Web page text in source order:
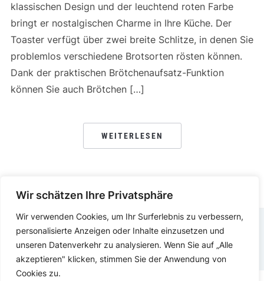
Wir schätzen Ihre Privatsphäre
Wir verwenden Cookies, um Ihr Surferlebnis zu verbessern,
personalisierte Anzeigen oder Inhalte einzusetzen und
unseren Datenverkehr zu analysieren. Wenn Sie auf „Alle
akzeptieren" klicken, stimmen Sie der Anwendung von
Cookies zu.
klassischen Design und der leuchtend roten Farbe
bringt er nostalgischen Charme in Ihre Küche. Der
Toaster verfügt über zwei breite Schlitze, in denen Sie
problemlos verschiedene Brotsorten rösten können.
Dank der praktischen Brötchenaufsatz-Funktion
können Sie auch Brötchen […]
WEITERLESEN
IMPRESSUM DATENSCHUTZERKLÄRUNG